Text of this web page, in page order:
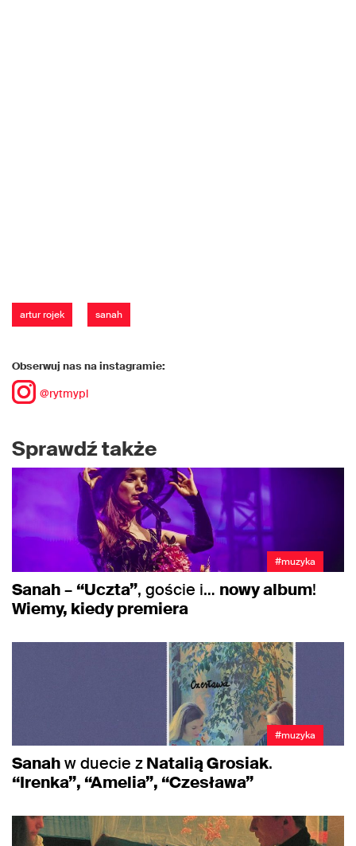
artur rojek sanah
Obserwuj nas na instagramie:
@rytmypl
Sprawdź także
#muzyka
Sanah– “Uczta”, goście i… nowy album!
Wiemy, kiedy premiera
#muzyka
Sanahw duecie zNatalią Grosiak.
“Irenka”, “Amelia”, “Czesława”